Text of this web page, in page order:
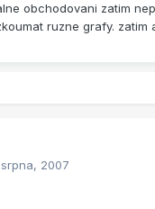
obchodovani zatim
ruzne grafy. zatim
2007